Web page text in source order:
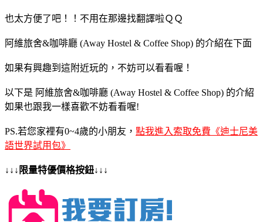
也太方便了吧！！不用在那邊找翻譯啦ＱＱ
阿維旅舍&咖啡廳 (Away Hostel & Coffee Shop) 的介紹在下面
如果有興趣到這附近玩的，不妨可以看看喔！
以下是 阿維旅舍&咖啡廳 (Away Hostel & Coffee Shop) 的介紹
如果也跟我一樣喜歡不妨看看喔!
PS.若您家裡有0~4歲的小朋友， 點我進入索取免費《迪士尼美
語世界試用包》
↓↓↓限量特優價格按鈕↓↓↓